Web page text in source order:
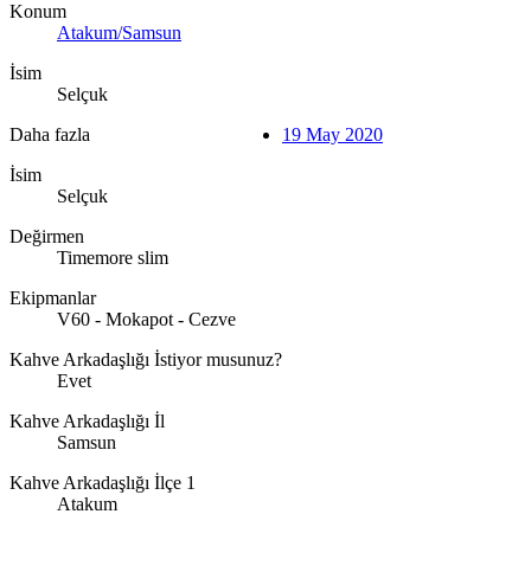
Konum
Atakum/Samsun
İsim
Selçuk
Daha fazla
İsim
Selçuk
Değirmen
Timemore slim
Ekipmanlar
V60 - Mokapot - Cezve
Kahve Arkadaşlığı İstiyor musunuz?
Evet
Kahve Arkadaşlığı İl
Samsun
Kahve Arkadaşlığı İlçe 1
Atakum
19 May 2020